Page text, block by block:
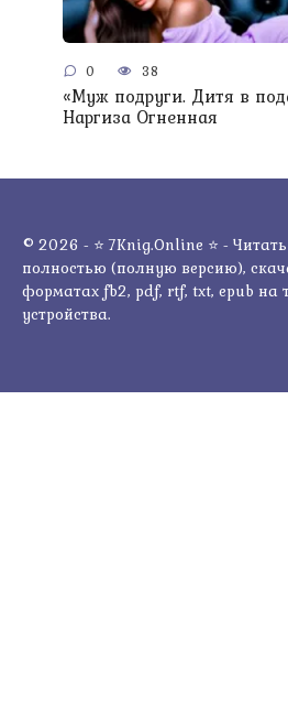
0 38
«Муж подруги. Дитя в
Наргиза Огненная
© 2026 - ⭐ 7Knig.Online ⭐ -
полностью (полную версию),
форматах fb2, pdf, rtf, txt, epub на
устройства.